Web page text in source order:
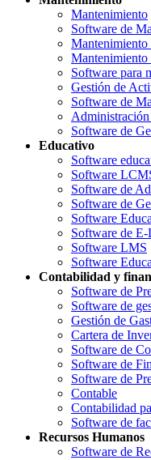
Mantenimiento
Software de
Mantenimiento
Software para
Gestión de
Software de
Administración
Software de
Educativo
Software
Software
Software de
Software de
Software
Software de
Software LMS
Software
Contabilidad y
Software de
Software de
Gestión de
Cartera de
Software de
Software de
Software de
Contable
Contabilidad
Software de
Recursos Humanos
Software de